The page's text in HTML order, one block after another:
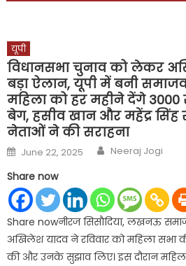
यूपी
विधानसभा चुनाव को लेकर
बड़ा ऐलान, यूपी में बनी
महिला को हर महीने देंगे
बेग, हसीव खान और महेंद्र सिंह
नेताओं ने की सराहना
Posted
on
June 22, 2025 Author
Neeraj Jogi
Share now
Share nowनीरज सिसौदिया, लखनऊ
अखिलेश यादव ने रविवार को महिला सभा
की और उनके सुझाव लिए। इस दौरान